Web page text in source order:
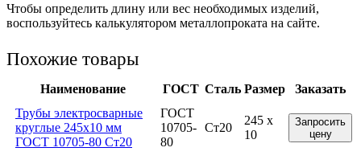
Чтобы определить длину или вес необходимых изделий,
воспользуйтесь калькулятором металлопроката на сайте.
Похожие товары
Наименование ГОСТ Сталь Размер
Заказать
Трубы электросварные
круглые 245x10 мм
ГОСТ 10705-80 Ст20
ГОСТ
10705-
80
Ст20
245 x
10
Запросить
цену